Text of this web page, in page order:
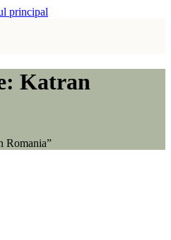
principal
Katran
Romania”